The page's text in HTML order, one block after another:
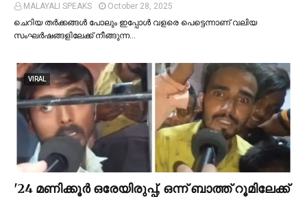
MALAYALI SPEAKS
October 28, 2025
ചെറിയ തര്‍ക്കങ്ങള്‍ പോലും ഇപ്പോള്‍ വളരെ പെട്ടെന്നാണ് വലിയ
സംഘര്‍ഷങ്ങളിലേക്ക് നീങ്ങുന്ന…
VIRAL
'24 മണിക്കൂര്‍ ഒരേയിരുപ്പ്, ഒന്ന് ബാത്ത് റൂമിലേക്ക്